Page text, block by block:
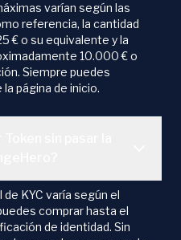
varían según las
referencia, la cantidad
€ o su equivalente y la
10.000 € o
Siempre puedes
página de inicio.
KYC varía según el
comprar hasta el
de identidad. Sin